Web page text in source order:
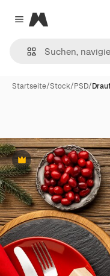
Close menu
Magnific
Startseite/Stock/PSD/
Premium